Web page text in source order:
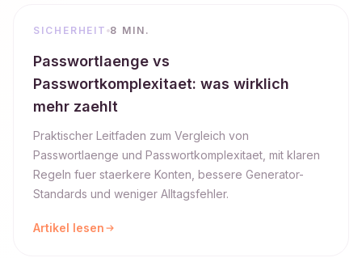
SICHERHEIT 8 MIN.
Passwortlaenge vs
Passwortkomplexitaet: was wirklich
mehr zaehlt
Praktischer Leitfaden zum Vergleich von
Passwortlaenge und Passwortkomplexitaet, mit klaren
Regeln fuer staerkere Konten, bessere Generator-
Standards und weniger Alltagsfehler.
Artikel lesen